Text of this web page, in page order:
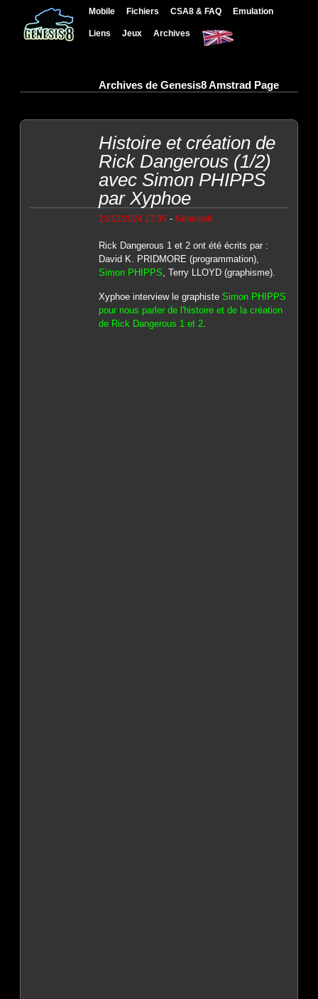
Mobile Fichiers CSA8 & FAQ Emulation
Liens Jeux Archives
Archives de Genesis8 Amstrad Page
Histoire et création de
Rick Dangerous (1/2)
avec Simon PHIPPS
par Xyphoe
23/12/2024 17:35 - Genesis8
Rick Dangerous 1 et 2 ont été écrits par :
David K. PRIDMORE (programmation),
Simon PHIPPS , Terry LLOYD (graphisme).
Xyphoe interview le graphiste Simon PHIPPS
pour nous parler de l'histoire et de la création
de Rick Dangerous 1 et 2.